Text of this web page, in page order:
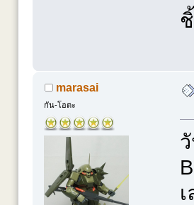
marasai
กัน-โอตะ